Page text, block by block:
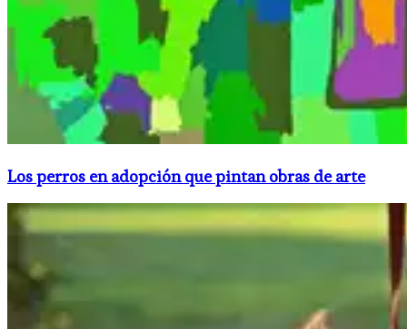
Los perros en adopción que pintan obras de arte